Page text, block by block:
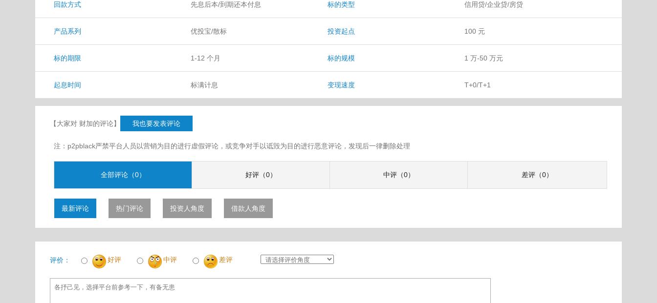
回款方式 先息后本/到期还本付息 标的类型 信用贷/企业贷/房贷
产品系列 优投宝/散标 投资起点 100 元
标的期限 1-12 个月 标的规模 1 万-50 万元
起息时间 标满计息 变现速度 T+0/T+1
【大家对 财加的评论】 我也要发表评论
注：p2pblack严禁平台人员以营销为目的进行虚假评论，或竞争对手以诋毁为目的进行恶意评论，发现后一律删除处理
全部评论（0） 好评（0） 中评（0） 差评（0）
最新评论 热门评论 投资人角度 借款人角度
评价： 好评 中评 差评